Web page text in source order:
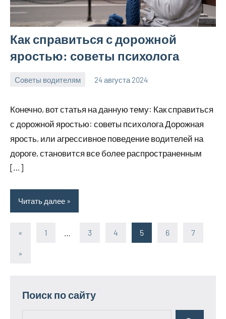
Как справиться с дорожной
яростью: советы психолога
Советы водителям 24 августа 2024
Конечно, вот статья на данную тему: Как справиться
с дорожной яростью: советы психолога Дорожная
ярость, или агрессивное поведение водителей на
дороге, становится все более распространенным
[…]
Читать далее
«
Предыдущие
1 3 4 5 6 7
Следующие
»
Поиск по сайту